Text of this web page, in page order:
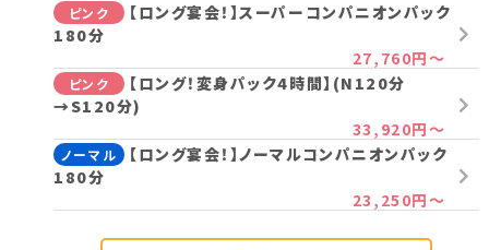
ピンク
【ロング宴会！】スーパーコンパニオンパック
180分
27,760円～
ピンク
【ロング！変身パック4時間】(N120分
→S120分)
33,920円～
ノーマル
【ロング宴会！】ノーマルコンパニオンパック
180分
23,250円～